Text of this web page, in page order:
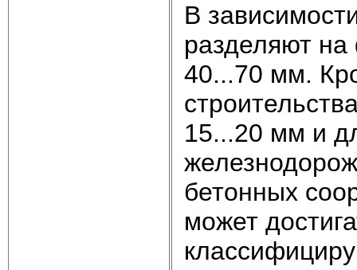
В
разделяют
40...70 мм.
15...20 мм и
бетонных
может